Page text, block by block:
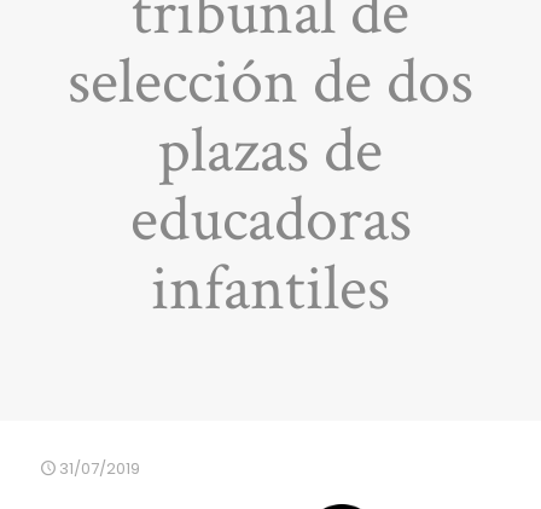
selección de dos
plazas de
educadoras
infantiles
31/07/2019